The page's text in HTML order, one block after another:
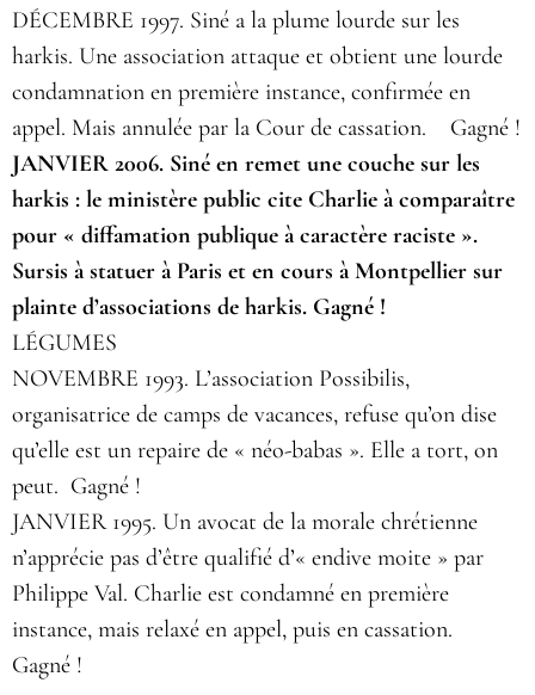
DÉCEMBRE 1997. Siné a la plume lourde sur les
harkis. Une association attaque et obtient une lourde
condamnation en première instance, confirmée en
appel. Mais annulée par la Cour de cassation. Gagné !
JANVIER 2006. Siné en remet une couche sur les
harkis : le ministère public cite Charlie à comparaître
pour « diffamation publique à caractère raciste ».
Sursis à statuer à Paris et en cours à Montpellier sur
plainte d’associations de harkis. Gagné !
LÉGUMES
NOVEMBRE 1993. L’association Possibilis,
organisatrice de camps de vacances, refuse qu’on dise
qu’elle est un repaire de « néo-babas ». Elle a tort, on
peut. Gagné !
JANVIER 1995. Un avocat de la morale chrétienne
n’apprécie pas d’être qualifié d’« endive moite » par
Philippe Val. Charlie est condamné en première
instance, mais relaxé en appel, puis en cassation.
Gagné !